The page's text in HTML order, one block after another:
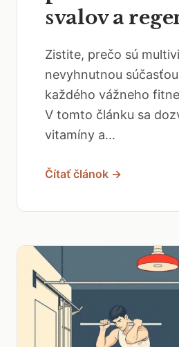
svalov a
Zistite, prečo sú
nevyhnutnou
každého vážneho
V tomto článku sa
vitamíny a...
Čítať článok →